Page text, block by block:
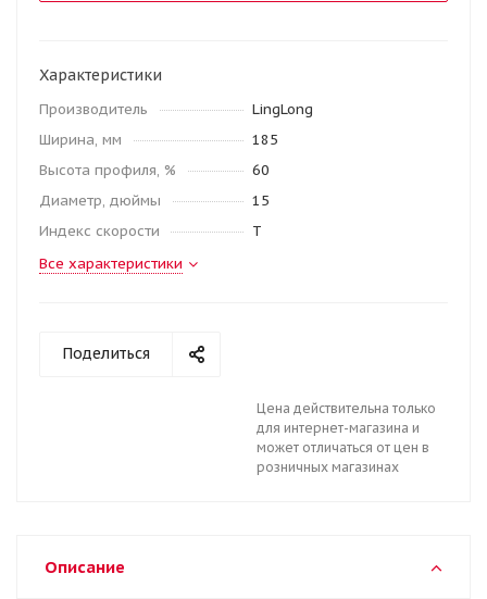
Характеристики
Производитель
LingLong
Ширина, мм
185
Высота профиля, %
60
Диаметр, дюймы
15
Индекс скорости
T
Все характеристики
Поделиться
Цена действительна только
для интернет-магазина и
может отличаться от цен в
розничных магазинах
Описание